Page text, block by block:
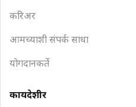
करिअर
आमच्याशी संपर्क साधा
योगदानकर्ते
कायदेशीर